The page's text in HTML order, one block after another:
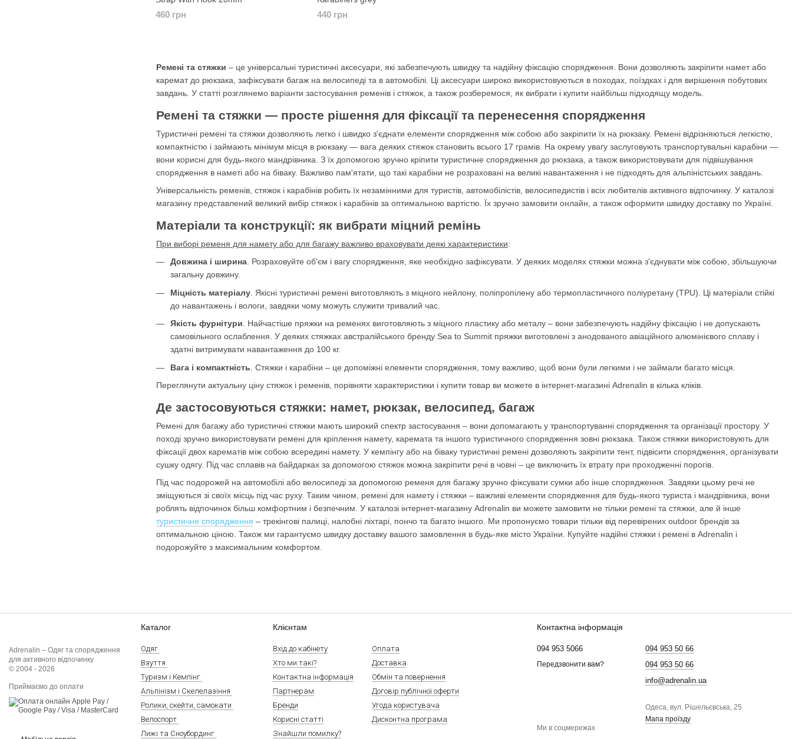
Ремені та стяжки – це універсальні туристичні аксесуари, які забезпечують швидку та надійну фіксацію спорядження. Вони дозволяють закріпити намет або
каремат до рюкзака, зафіксувати багаж на велосипеді та в автомобілі. Ці аксесуари широко використовуються в походах, поїздках і для вирішення побутових
завдань. У статті розглянемо варіанти застосування ременів і стяжок, а також розберемося, як вибрати і купити найбільш підходящу модель.
Ремені та стяжки — просте рішення для фіксації та перенесення спорядження
Туристичні ремені та стяжки дозволяють легко і швидко з'єднати елементи спорядження між собою або закріпити їх на рюкзаку. Ремені відрізняються легкістю,
компактністю і займають мінімум місця в рюкзаку — вага деяких стяжок становить всього 17 грамів. На окрему увагу заслуговують транспортувальні карабіни —
вони корисні для будь-якого мандрівника. З їх допомогою зручно кріпити туристичне спорядження до рюкзака, а також використовувати для підвішування
спорядження в наметі або на біваку. Важливо пам'ятати, що такі карабіни не розраховані на великі навантаження і не підходять для альпіністських завдань.
Універсальність ременів, стяжок і карабінів робить їх незамінними для туристів, автомобілістів, велосипедистів і всіх любителів активного відпочинку. У каталозі
магазину представлений великий вибір стяжок і карабінів за оптимальною вартістю. Їх зручно замовити онлайн, а також оформити швидку доставку по Україні.
Матеріали та конструкції: як вибрати міцний ремінь
При виборі ременя для намету або для багажу важливо враховувати деякі характеристики:
Довжина і ширина. Розраховуйте об'єм і вагу спорядження, яке необхідно зафіксувати. У деяких моделях стяжки можна з'єднувати між собою, збільшуючи
загальну довжину.
Міцність матеріалу . Якісні туристичні ремені виготовляють з міцного нейлону, поліпропілену або термопластичного поліуретану (TPU). Ці матеріали стійкі
до навантажень і вологи, завдяки чому можуть служити тривалий час.
Якість фурнітури . Найчастіше пряжки на ременях виготовляють з міцного пластику або металу – вони забезпечують надійну фіксацію і не допускають
самовільного ослаблення. У деяких стяжках австралійського бренду Sea to Summit пряжки виготовлені з анодованого авіаційного алюмінієвого сплаву і
здатні витримувати навантаження до 100 кг.
Вага і компактність . Стяжки і карабіни – це допоміжні елементи спорядження, тому важливо, щоб вони були легкими і не займали багато місця.
Переглянути актуальну ціну стяжок і ременів, порівняти характеристики і купити товар ви можете в інтернет-магазині Adrenalin в кілька кліків.
Де застосовуються стяжки: намет, рюкзак, велосипед, багаж
Ремені для багажу або туристичні стяжки мають широкий спектр застосування – вони допомагають у транспортуванні спорядження та організації простору. У
поході зручно використовувати ремені для кріплення намету, каремата та іншого туристичного спорядження зовні рюкзака. Також стяжки використовують для
фіксації двох карематів між собою всередині намету. У кемпінгу або на біваку туристичні ремені дозволяють закріпити тент, підвісити спорядження, організувати
сушку одягу. Під час сплавів на байдарках за допомогою стяжок можна закріпити речі в човні – це виключить їх втрату при проходженні порогів.
Під час подорожей на автомобілі або велосипеді за допомогою ременя для багажу зручно фіксувати сумки або інше спорядження. Завдяки цьому речі не
зміщуються зі своїх місць під час руху. Таким чином, ремені для намету і стяжки – важливі елементи спорядження для будь-якого туриста і мандрівника, вони
роблять відпочинок більш комфортним і безпечним. У каталозі інтернет-магазину Adrenalin ви можете замовити не тільки ремені та стяжки, але й інше
туристичне спорядження – трекінгові палиці, налобні ліхтарі, пончо та багато іншого. Ми пропонуємо товари тільки від перевірених outdoor брендів за
оптимальною ціною. Також ми гарантуємо швидку доставку вашого замовлення в будь-яке місто України. Купуйте надійні стяжки і ремені в Adrenalin і
подорожуйте з максимальним комфортом.
460 грн 440 грн
Adrenalin – Одяг та спорядження
для активного відпочинку
© 2004 - 2026
Приймаємо до оплати
Каталог
Одяг
Взуття
Туризм і Кемпінг
Альпінізм і Скелелазіння
Ролики, скейти, самокати
Велоспорт
Лижі та Сноубординг
Клієнтам
Вхід до кабінету
Хто ми такі?
Контактна інформація
Партнерам
Бренди
Корисні статті
Знайшли помилку?
Оплата
Доставка
Обмін та повернення
Договір публічної оферти
Угода користувача
Дисконтна програма
Контактна інформація
094 953 5066
Передзвонити вам?
094 953 50 66
094 953 50 66
info@adrenalin.ua
Одеса, вул. Рішельєвська, 25
Мапа проїзду
Ми в соцмережах